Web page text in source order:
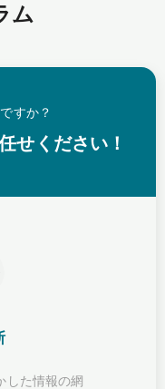
ム
すか？
せください！
した情報の網